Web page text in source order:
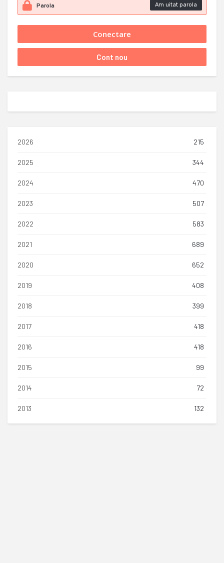
Am uitat parola
2026 215
2025 344
2024 470
2023 507
2022 583
2021 689
2020 652
2019 408
2018 399
2017 418
2016 418
2015 99
2014 72
2013 132